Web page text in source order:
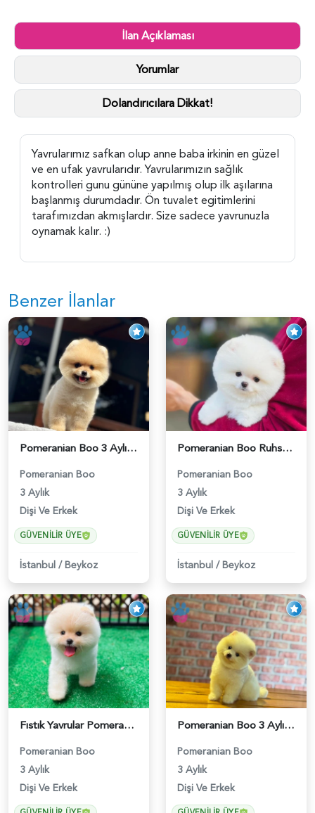
İlan Açıklaması
Yorumlar
Dolandırıcılara Dikkat!
Yavrularımız safkan olup anne baba irkinin en güzel
ve en ufak yavrularıdır. Yavrularımızın sağlık
kontrolleri gunu gününe yapılmış olup ilk aşılarına
başlanmış durumdadır. Ön tuvalet egitimlerini
tarafımızdan akmışlardır. Size sadece yavrunuzla
oynamak kalır. :)
Benzer İlanlar
Pomeranian Boo 3 Aylık Bebek Yavrular - 6178
Pomeranian Boo
3 Aylık
Dişi Ve Erkek
GÜVENILIR ÜYE
İstanbul /Beykoz
Pomeranian Boo Ruhsatlı Çiftlikten - 6027
Pomeranian Boo
3 Aylık
Dişi Ve Erkek
GÜVENILIR ÜYE
İstanbul /Beykoz
Fıstık Yavrular Pomeranian Boo - 6032
Pomeranian Boo
3 Aylık
Dişi Ve Erkek
Pomeranian Boo 3 Aylık Safkan Yavrularımız - 6022
Pomeranian Boo
3 Aylık
Dişi Ve Erkek